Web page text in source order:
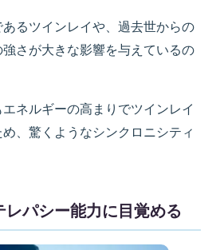
るツインレイや、過去世からの
さが大きな影響を与えているの
ネルギーの高まりでツインレイ
、驚くようなシンクロニシティ
パシー能力に目覚める